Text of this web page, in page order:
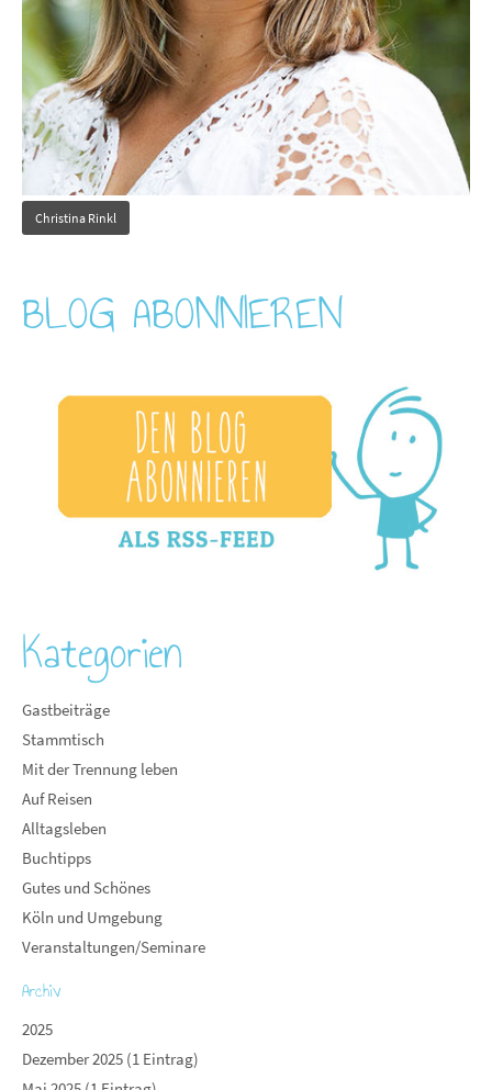
Christina Rinkl
BLOG ABONNIEREN
Kategorien
Gastbeiträge
Stammtisch
Mit der Trennung leben
Auf Reisen
Alltagsleben
Buchtipps
Gutes und Schönes
Köln und Umgebung
Veranstaltungen/Seminare
Archiv
2025
Dezember 2025 (1 Eintrag)